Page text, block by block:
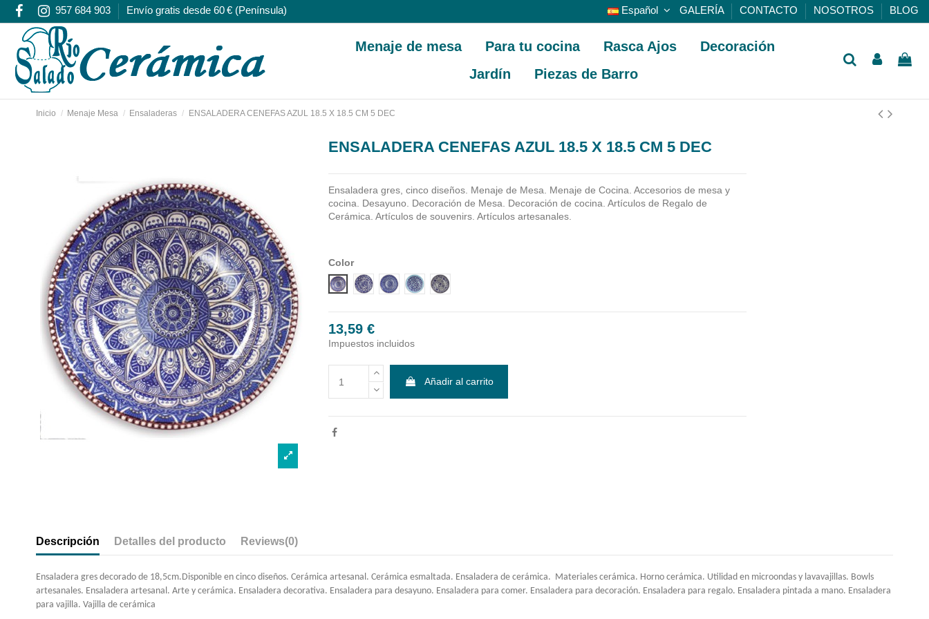
957 684 903 Envío gratis desde 60 € (Península) Español GALERÍA CONTACTO NOSOTROS BLOG
Menaje de mesa Para tu cocina Rasca Ajos
Decoración
Jardín
Piezas de Barro
Inicio Menaje Mesa Ensaladeras ENSALADERA CENEFAS AZUL 18.5 X 18.5 CM 5 DEC
ENSALADERA CENEFAS AZUL 18.5 X 18.5 CM 5 DEC
Ensaladera gres, cinco diseños. Menaje de Mesa. Menaje de Cocina. Accesorios de mesa y
cocina. Desayuno. Decoración de Mesa. Decoración de cocina. Artículos de Regalo de
Cerámica. Artículos de souvenirs. Artículos artesanales.
Color
DISEÑO 1 CENEFA AZUL
DISEÑO 2 CENEFA AZUL
DISEÑO 3 CENEFA AZUL
DISEÑO 4 CENEFA AZUL
DISEÑO 5 CENEFA AZUL
13,59 €
Impuestos incluidos
Añadir al carrito
Descripción Detalles del producto Reviews(0)
Ensaladera gres decorado de 18,5cm.Disponible en cinco diseños. Cerámica artesanal. Cerámica esmaltada. Ensaladera de cerámica. Materiales cerámica. Horno cerámica. Utilidad en microondas y lavavajillas. Bowls
artesanales. Ensaladera artesanal. Arte y cerámica. Ensaladera decorativa. Ensaladera para desayuno. Ensaladera para comer. Ensaladera para decoración. Ensaladera para regalo. Ensaladera pintada a mano. Ensaladera
para vajilla. Vajilla de cerámica